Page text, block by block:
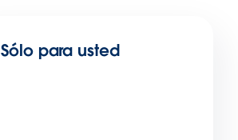
Sólo para usted